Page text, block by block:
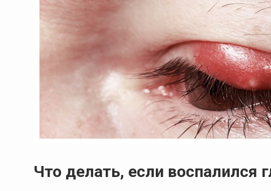
Что делать, если воспалился